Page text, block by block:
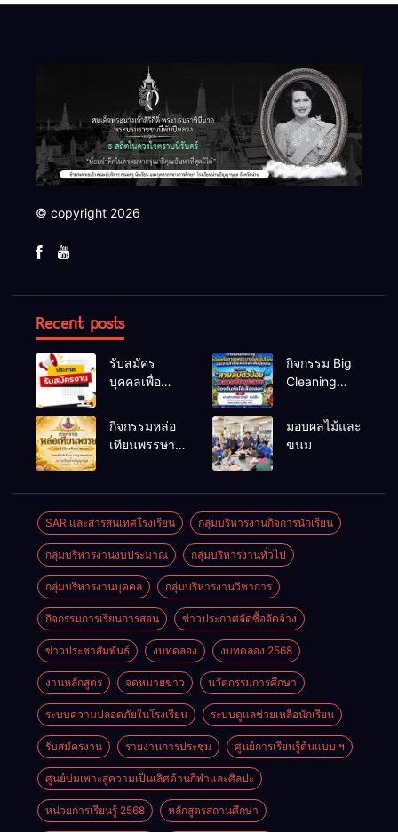
© copyright 2026
Recent posts
รับสมัคร
บุคคลเพื่อ
เลือกสรรเป็น
พนักงาน
กิจกรรม Big
Cleaning
ป้องกันโรคไข้
กิจกรรมหล่อ
เทียนพรรษา
มอบผลไม้และ
ขนม
SAR และสารสนเทศโรงเรียน กลุ่มบริหารงานกิจการนักเรียน
กลุ่มบริหารงานงบประมาณ กลุ่มบริหารงานทั่วไป
กลุ่มบริหารงานบุคคล กลุ่มบริหารงานวิชาการ
กิจกรรมการเรียนการสอน ข่าวประกาศจัดซื้อจัดจ้าง
ข่าวประชาสัมพันธ์ งบทดลอง งบทดลอง 2568
งานหลักสูตร จดหมายข่าว นวัตกรรมการศึกษา
ระบบความปลอดภัยในโรงเรียน ระบบดูแลช่วยเหลือนักเรียน
รับสมัครงาน รายงานการประชุม ศูนย์การเรียนรู้ต้นแบบ ฯ
ศูนย์บ่มเพาะสู่ความเป็นเลิศด้านกีฬาและศิลปะ
หน่วยการเรียนรู้ 2568 หลักสูตรสถานศึกษา